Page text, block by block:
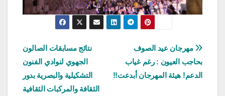
تصفّح
المقالات
نتائج مسابقات الصالون
الجهوي لنوادي الفنون
التشكيلية والبصرية بدور
الثقافة والمركبات الثقافية
مهرجان عيد الصوف
بحاجب العيون : رغم غياب
الدعم! هيئة المهرجان أبدعت!!